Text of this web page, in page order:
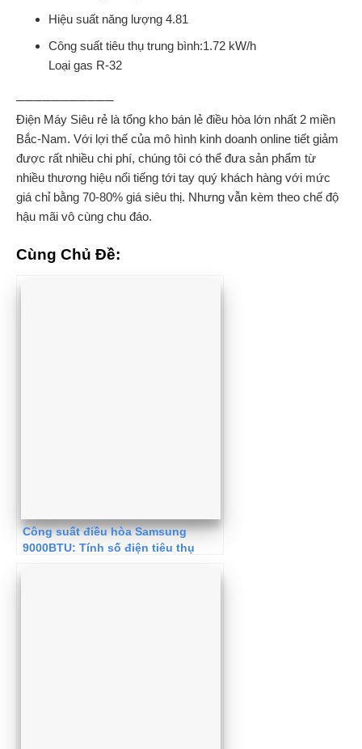
Hiệu suất năng lượng 4.81
Công suất tiêu thụ trung bình:1.72 kW/h
Loại gas R-32
───────────
Điện Máy Siêu rẻ là tổng kho bán lẻ điều hòa lớn nhất 2 miền
Bắc-Nam. Với lợi thế của mô hình kinh doanh online tiết giảm
được rất nhiều chi phí, chúng tôi có thể đưa sản phẩm từ
nhiều thương hiệu nổi tiếng tới tay quý khách hàng với mức
giá chỉ bằng 70-80% giá siêu thị. Nhưng vẫn kèm theo chế độ
hậu mãi vô cùng chu đáo.
Cùng Chủ Đề:
Công suất điều hòa Samsung
9000BTU: Tính số điện tiêu thụ